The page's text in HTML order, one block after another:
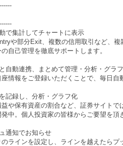
で集計してチャートに表示
や部分Exit、複数の信用取引など、複
自己管理を徹底サポートします。
自動連携、まとめて管理・分析・グラ
情報をご登録いただくことで、毎日自
記録し、分析・グラフ化
や保有資産の割合など、証券サイトで
中。個人投資家の皆様からご要望を頂
通知でお知らせ
ラインを設定し、ラインを越えたらプ